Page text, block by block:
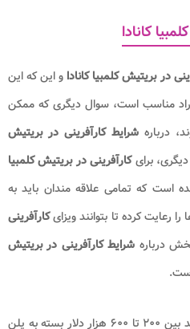
کانادا
در بریتیش کلمبیا کانادا و این که این
مناسب است، سوال دیگری که ممکن
دربارهشرایط کارآفرینی در بریتیش
برایکارآفرینی در بریتیش کلمبیا
است که تمامی علاقه مندان باید به
رعایت کرده تا بتوانند ویزایکارآفرینی
درباره شرایط کارآفرینی در بریتیش
حداقل میزان دارایی فرد باید بین ۲۰۰ تا ۶۰۰ هزار دلار بسته به پلن